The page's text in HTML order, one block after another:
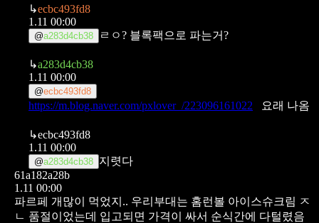
↳ecbc493fd8
1.11 00:00
@a283d4cb38 ㄹㅇ? 블록팩으로 파는거?
↳a283d4cb38
1.11 00:00
@ecbc493fd8
https://m.blog.naver.com/pxlover_/223096161022 요래 나옴
↳ecbc493fd8
1.11 00:00
@a283d4cb38 지렷다
61a182a28b
1.11 00:00
파르페 개많이 먹었지.. 우리부대는 홈런볼 아이스슈크림 ㅈ
ㄴ 품절이었는데 입고되면 가격이 싸서 순식간에 다털렸음